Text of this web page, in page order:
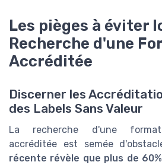
Les pièges à éviter
Recherche d'une
Accréditée
Discerner les
des Labels Sans Valeur
La recherche d'une
accréditée est semée
récente révèle que plus de